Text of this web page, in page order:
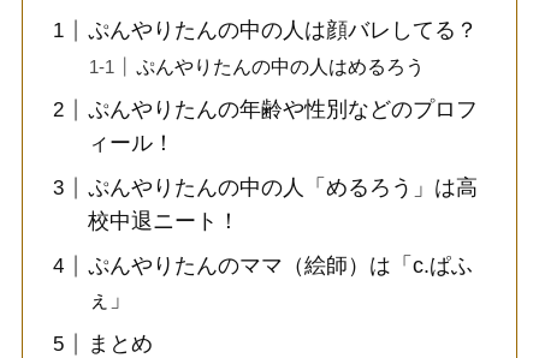
ぷんやりたんの中の人は顔バレしてる？
ぷんやりたんの中の人はめるろう
ぷんやりたんの年齢や性別などのプロフ
ィール！
ぷんやりたんの中の人「めるろう」は高
校中退ニート！
ぷんやりたんのママ（絵師）は「c.ぱふ
ぇ」
まとめ